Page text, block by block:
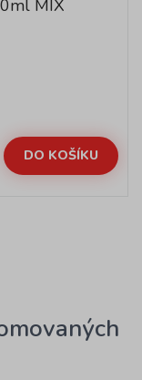
MIX
DO KOŠÍKU